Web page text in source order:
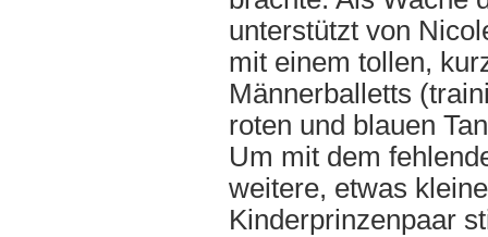
unterstützt von
mit einem tollen,
Männerballetts
roten und blauen
Um mit dem
weitere, etwas
Kinderprinzenpaar